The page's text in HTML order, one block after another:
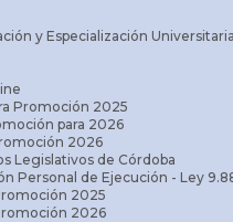
y Especialización Universitaria
Promoción 2025
para 2026
2026
Legislativos de Córdoba
Personal de Ejecución - Ley
2025
2026